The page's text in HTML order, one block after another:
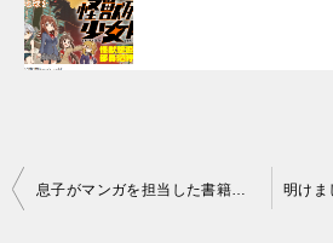
投
息子がマンガを担当した書籍が発行されています。